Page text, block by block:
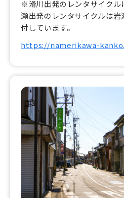
※滑川出発のレンタサイクル
瀬出発のレンタサイクルは
付しています。
https://namerikawa-